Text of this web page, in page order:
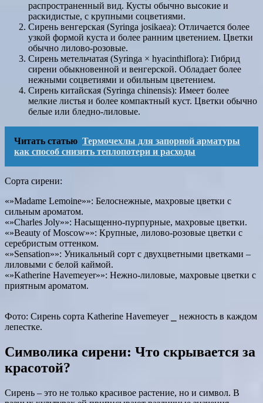
распространенный вид. Кусты обычно высокие и
раскидистые, с крупными соцветиями.
Сирень венгерская (Syringa josikaea): Отличается более
узкой формой куста и более ранним цветением. Цветки
обычно лилово-розовые.
Сирень метельчатая (Syringa × hyacinthiflora): Гибрид
сирени обыкновенной и венгерской. Обладает более
нежными соцветиями и обильным цветением.
Сирень китайская (Syringa chinensis): Имеет более
мелкие листья и более компактный куст. Цветки обычно
белые или бледно-лиловые.
Читать статью Термочехлы для запорной арматуры
как способ снизить теплопотери и расходы
Сорта сирени:
«»Madame Lemoine»»: Белоснежные, махровые цветки с
сильным ароматом.
«»Charles Joly»»: Насыщенно-пурпурные, махровые цветки.
«»Beauty of Moscow»»: Крупные, лилово-розовые цветки с
серебристым оттенком.
«»Sensation»»: Уникальный сорт с двухцветными цветками –
лиловыми с белой каймой.
«»Katherine Havemeyer»»: Нежно-лиловые, махровые цветки с
приятным ароматом.
Фото: Сирень сорта Katherine Havemeyer ⎯ нежность в каждом
лепестке.
Символика сирени: Что скрывается за
красотой?
Сирень – это не только красивое растение, но и символ. В